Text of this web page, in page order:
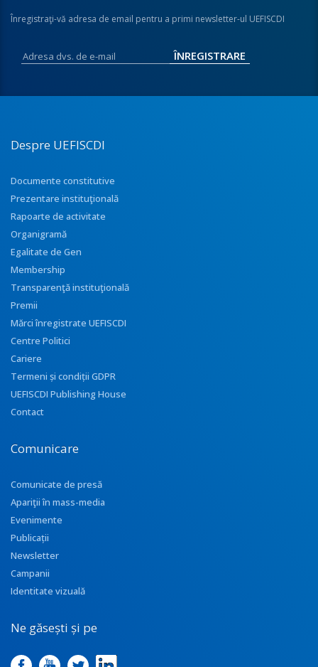
Înregistraţi-vă adresa de email pentru a primi newsletter-ul UEFISCDI
Despre UEFISCDI
Documente constitutive
Prezentare instituţională
Rapoarte de activitate
Organigramă
Egalitate de Gen
Membership
Transparenţă instituţională
Premii
Mărci înregistrate UEFISCDI
Centre Politici
Cariere
Termeni și condiții GDPR
UEFISCDI Publishing House
Contact
Comunicare
Comunicate de presă
Apariţii în mass-media
Evenimente
Publicații
Newsletter
Campanii
Identitate vizuală
Ne găsești și pe